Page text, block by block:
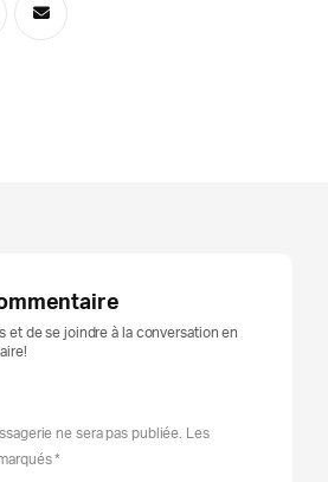
et de se joindre à la conversation en
ne sera pas publiée. Les
*